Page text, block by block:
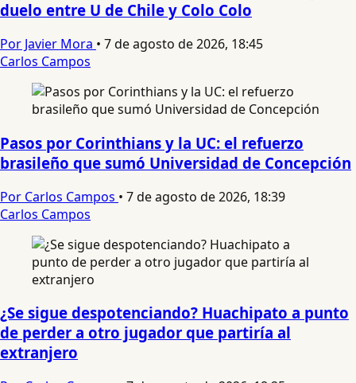
duelo entre U de Chile y Colo Colo
Por Javier Mora • 7 de agosto de 2026, 18:45
Carlos Campos
Pasos por Corinthians y la UC: el refuerzo
brasileño que sumó Universidad de Concepción
Por Carlos Campos • 7 de agosto de 2026, 18:39
Carlos Campos
¿Se sigue despotenciando? Huachipato a punto
de perder a otro jugador que partiría al
extranjero